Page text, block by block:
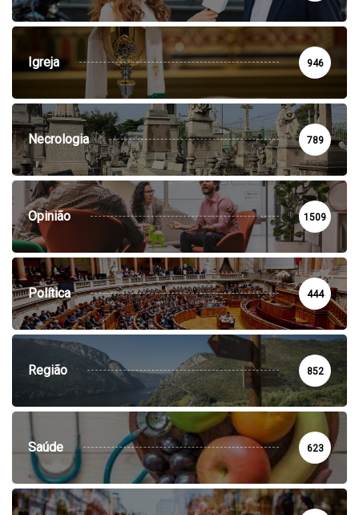
Igreja 946
Necrologia 789
Opinião 1509
Política 444
Região 852
Saúde 623